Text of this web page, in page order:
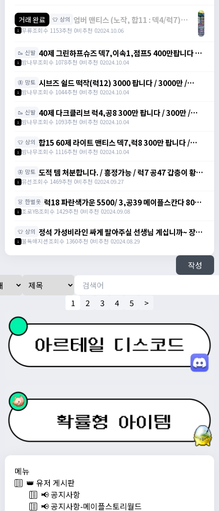
메뉴
👑 유저 게시판
📢 공지사항
📢 공지사항-메이플스토리월드
거래 완료 👕 상의 엄버 맨티스 (노작, 합11 : 덱4/럭7)
2500팝니다. / 2500만 /
https://open.kakao.com/o/sJBMMI9e
1 무류조회수 1153추천 0비추천 02024.10.06
🥾 신발 40제 그린하프슈즈 덱7,이속1,점프5 400만팝니다 /
400만 / https://artale.one/post/write?
1 밤나무조회수 1078추천 0비추천 02024.10.04
🦋 망토 시브즈 쉴드 떡작(럭12) 3000 팝니다 / 3000만 /
https://artale.one/post/write?
1 밤나무조회수 1044추천 0비추천 02024.10.04
🥾 신발 40제 다크클리브 럭4,공8 300만 팝니다 / 300만 /
https://artale.one/post/write?
1 밤나무조회수 1093추천 0비추천 02024.10.04
👕 상의 합15 60제 라이트 맨티스 덱7,럭8 300만 팝니다 /
300만 / https://artale.one/post/write?
1 밤나무조회수 1116추천 0비추천 02024.10.04
🦋 망토 도적 템 처분합니다. / 흥정가능 / 럭7 공47 갑충이 황금
돼지벨트 럭6 공10 도적 40제 장갑 회카망토 럭10 럭9
1 뮤선조회수 1469추천 0비추천 02024.09.27
👗 한벌옷 럭18 파란색가운 5500/ 3,공39 메이플스칸다 800/
공10노목 2900/ 럭9 검은색 마법의망토 1000 팝니
800/ 공10노목 2900/ 럭9 검은색 마법의망토 1000
팝니다 / 01083190306
1 조로YB조회수 1429추천 0비추천 02024.09.08
👕 상의 정석 가성비라인 싸게 팔아주실 선생님 계십니까~ 장갑
신발, 상하의, 슬레브 아직 아무것도 안맞췄습니다 / 가
1 불독매지션조회수 1360추천 0비추천 02024.08.29
작성
1 2 3 4 5 >